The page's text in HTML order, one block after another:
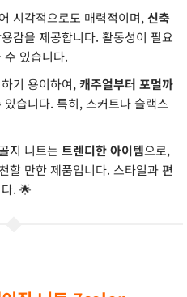
시각적으로도 매력적이며,신축
감을 제공합니다. 활동성이 필요
수 있습니다.
기 용이하여,캐주얼부터 포멀까
습니다. 특히, 스커트나 슬랙스
지 니트는 트렌디한 아이템으로,
할 만한 제품입니다. 스타일과 편
. 🌟